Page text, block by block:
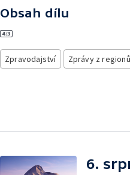
Obsah dílu
Zpravodajství Zprávy z regionů
6.